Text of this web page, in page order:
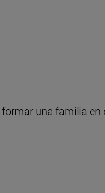
una familia en